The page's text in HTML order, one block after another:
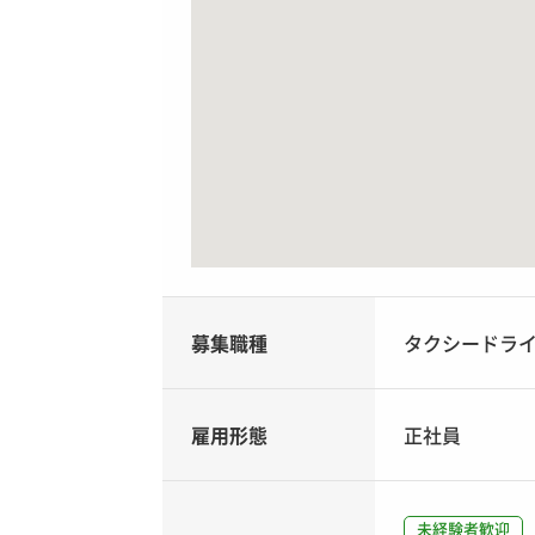
募集職種 タクシードラ
雇用形態 正社員
未経験者歓迎